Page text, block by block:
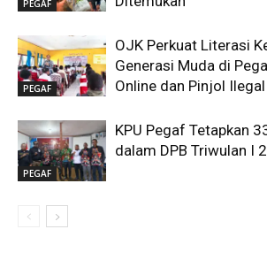
PEGAF
PEGAF
OJK Perkuat Literasi
Generasi Muda di
Online dan Pinjol Ilegal
PEGAF
KPU Pegaf Tetapkan
dalam DPB Triwulan I